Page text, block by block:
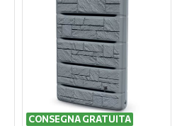
CONSEGNA GRATUITA